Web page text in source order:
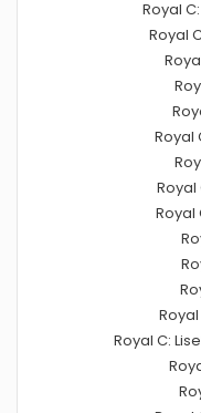
Royal
Royal
Royal
Royal
Royal C: